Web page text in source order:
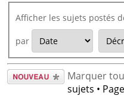
Afficher les sujets postés
par
Écrire un
Marquer
sujets • Page